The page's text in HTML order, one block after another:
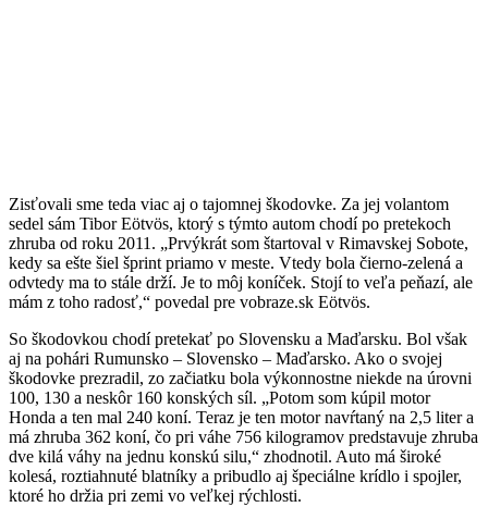
Zisťovali sme teda viac aj o tajomnej škodovke. Za jej volantom
sedel sám Tibor Eötvös, ktorý s týmto autom chodí po pretekoch
zhruba od roku 2011. „Prvýkrát som štartoval v Rimavskej Sobote,
kedy sa ešte šiel šprint priamo v meste. Vtedy bola čierno-zelená a
odvtedy ma to stále drží. Je to môj koníček. Stojí to veľa peňazí, ale
mám z toho radosť,“ povedal pre vobraze.sk Eötvös.
So škodovkou chodí pretekať po Slovensku a Maďarsku. Bol však
aj na pohári Rumunsko – Slovensko – Maďarsko. Ako o svojej
škodovke prezradil, zo začiatku bola výkonnostne niekde na úrovni
100, 130 a neskôr 160 konských síl. „Potom som kúpil motor
Honda a ten mal 240 koní. Teraz je ten motor navŕtaný na 2,5 liter a
má zhruba 362 koní, čo pri váhe 756 kilogramov predstavuje zhruba
dve kilá váhy na jednu konskú silu,“ zhodnotil. Auto má široké
kolesá, roztiahnuté blatníky a pribudlo aj špeciálne krídlo i spojler,
ktoré ho držia pri zemi vo veľkej rýchlosti.